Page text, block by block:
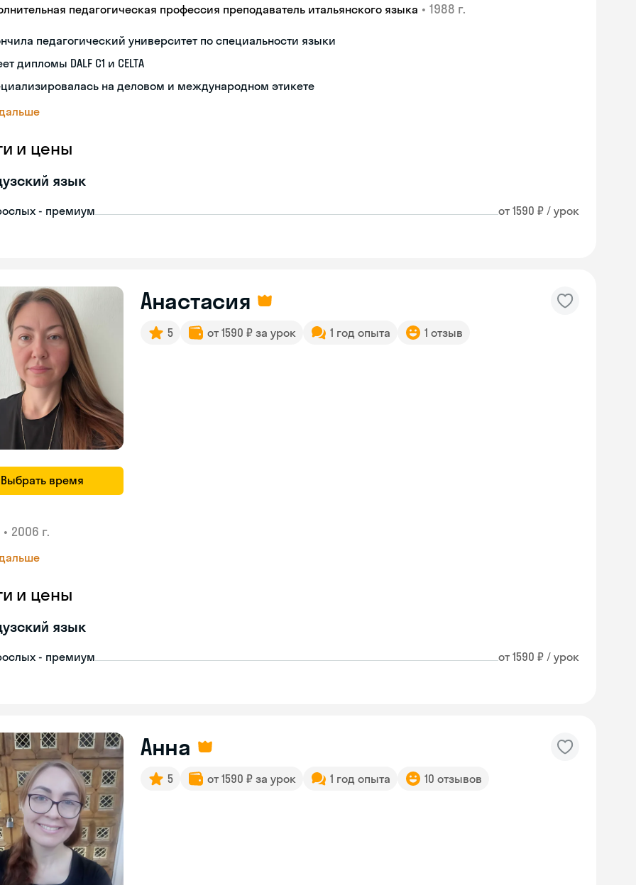
педагогическая профессия преподаватель итальянского языка • 1988 г.
педагогический университет по специальности языки
дипломы DALF C1 и CELTA
на деловом и международном этикете
и цены
язык
- премиум от 1590 ₽ / урок
Выбрать время
Анастасия
5 от 1590 ₽ за урок 1 год опыта 1 отзыв
• 2006 г.
и цены
язык
- премиум от 1590 ₽ / урок
Анна
5 от 1590 ₽ за урок 1 год опыта 10 отзывов